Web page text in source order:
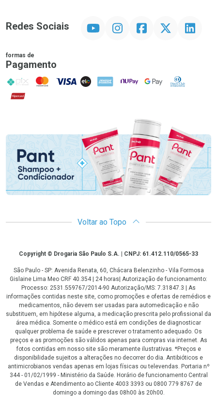
Redes Sociais InstagramFacebookTwitter Linkedin
formas de
Pagamento
PIX MasterCard
VISA ELO AMEX NuPay Google PayDiners Club
Hipercard
Promoção em Destaque
Voltar ao Topo
CopyrightCopyright © Drogaria São Paulo S.A. | CNPJ: 61.412.110/0565-33
São Paulo - SP: Avenida Renata, 60, Chácara Belenzinho - Vila Formosa
Gislaine Lima Meo CRF 40.354 | 24 horas| Autorização de funcionamento:
Processo: 2531.559767/2014-90 Autorização/MS: 7.31847.3 | As
informações contidas neste site, como promoções e ofertas de remédios e
medicamentos, não devem ser usadas para automedicação e não
substituem, em hipótese alguma, a medicação prescrita pelo profissional da
área médica. Somente o médico está em condições de diagnosticar
qualquer problema de saúde e prescrever o tratamento adequado. Os
preços e as promoções são válidos apenas para compras via internet. As
fotos contidas em nosso site são meramente ilustrativas. *Preços e
disponibilidade sujeitos a alterações no decorrer do dia. Antibióticos e
antimicrobianos vendas apenas em lojas físicas ou televendas. Portaria nº
344 - 01/02/1999 - Ministério da Saúde. Horário de funcionamento Central
de Vendas e Atendimento ao Cliente 4003 3393 ou 0800 779 8767 de
domingo a domingo das 08h00 às 20h00.